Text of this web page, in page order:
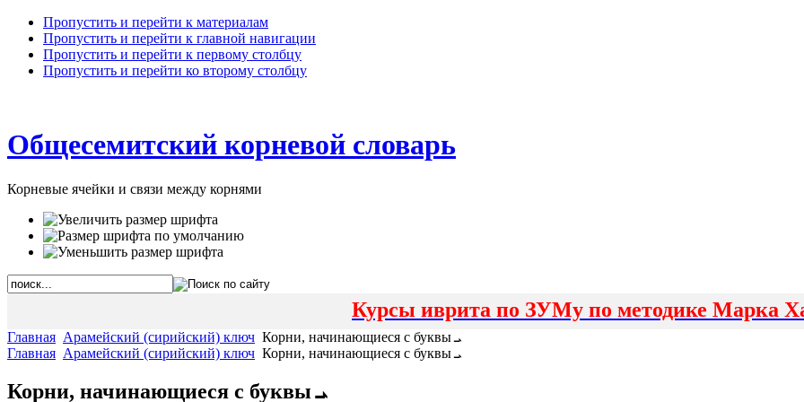
Пропустить и перейти к материалам
Пропустить и перейти к главной навигации
Пропустить и перейти к первому столбцу
Пропустить и перейти ко второму столбцу
Общесемитский корневой словарь
Корневые ячейки и связи между корнями
Курсы иврита по ЗУМу по методике Марка
Главная Арамейский (сирийский) ключ
Корни, начинающиеся с буквы ܝ
Главная Арамейский (сирийский) ключ Корни, начинающиеся с буквы ܝ
Корни, начинающиеся с буквы ܝ